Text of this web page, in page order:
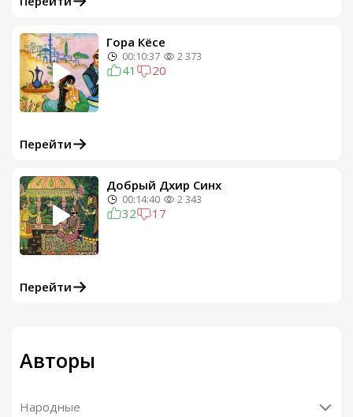
Гора Кёсе
00:10:37 2 373
41 20
Перейти
Добрый Дхир Синх
00:14:40 2 343
32 17
Перейти
Авторы
Народные